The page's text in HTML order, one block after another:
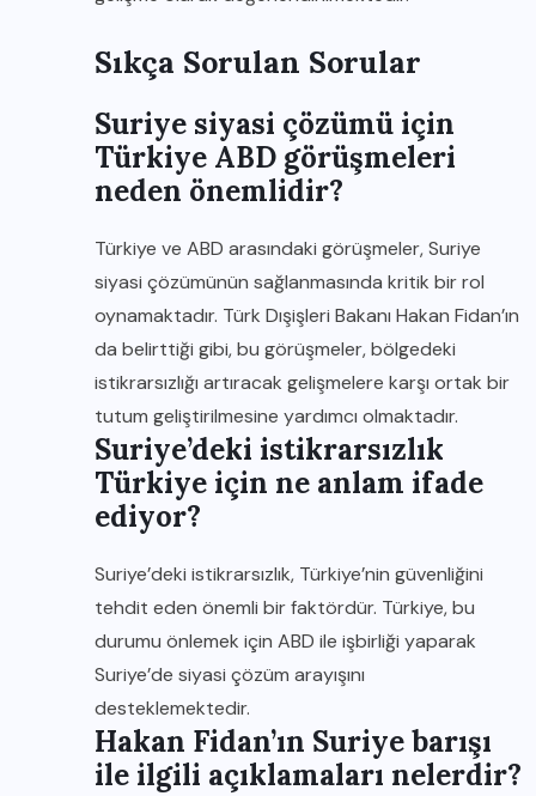
Sıkça Sorulan Sorular
Suriye siyasi çözümü için
Türkiye ABD görüşmeleri
neden önemlidir?
Türkiye ve ABD arasındaki görüşmeler, Suriye
siyasi çözümünün sağlanmasında kritik bir rol
oynamaktadır. Türk Dışişleri Bakanı Hakan Fidan’ın
da belirttiği gibi, bu görüşmeler, bölgedeki
istikrarsızlığı artıracak gelişmelere karşı ortak bir
tutum geliştirilmesine yardımcı olmaktadır.
Suriye’deki istikrarsızlık
Türkiye için ne anlam ifade
ediyor?
Suriye’deki istikrarsızlık, Türkiye’nin güvenliğini
tehdit eden önemli bir faktördür. Türkiye, bu
durumu önlemek için ABD ile işbirliği yaparak
Suriye’de siyasi çözüm arayışını
desteklemektedir.
Hakan Fidan’ın Suriye barışı
ile ilgili açıklamaları nelerdir?